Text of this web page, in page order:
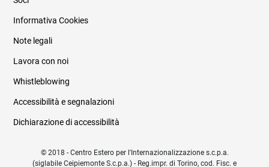
Informativa Cookies
Note legali
Lavora con noi
Whistleblowing
Accessibilità e segnalazioni
Dichiarazione di accessibilità
© 2018 - Centro Estero per l'Internazionalizzazione s.c.p.a.
(siglabile Ceipiemonte S.c.p.a.) - Reg.impr. di Torino, cod. Fisc. e